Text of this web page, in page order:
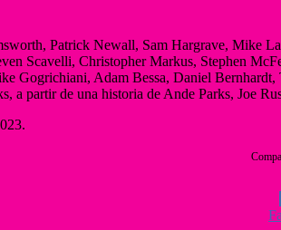
Patrick Newall, Sam Hargrave, Mike
Scavelli, Christopher Markus, Stephen
Gogrichiani, Adam Bessa, Daniel
a partir de una historia de Ande Parks, Joe